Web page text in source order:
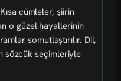
cümleler, şiirin
o güzel hayallerinin
somutlaştırılır. Dil,
sözcük seçimleriyle